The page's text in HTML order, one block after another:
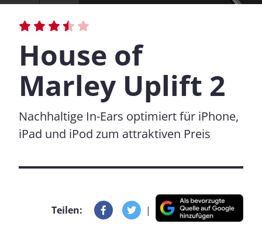
House of
Marley Uplift 2
Nachhaltige In-Ears optimiert für iPhone,
iPad und iPod zum attraktiven Preis
Teilen: |